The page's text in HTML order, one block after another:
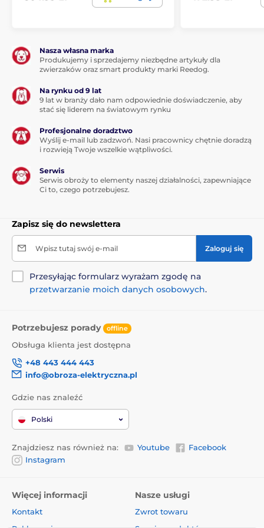
Nasza własna marka
Produkujemy i sprzedajemy niezbędne artykuły dla
zwierzaków oraz smart produkty marki Reedog.
Na rynku od 9 lat
9 lat w branży dało nam odpowiednie doświadczenie, aby
stać się liderem na światowym rynku
Profesjonalne doradztwo
Wyślij e-mail lub zadzwoń. Nasi pracownicy chętnie doradzą
i rozwieją Twoje wszelkie wątpliwości.
Serwis
Serwis obroży to elementy naszej działalności, zapewniające
Ci to, czego potrzebujesz.
Zapisz się do newslettera
Wpisz tutaj swój e-mail Zaloguj się
Przesyłając formularz wyrażam zgodę na
przetwarzanie moich danych osobowych.
Potrzebujesz porady offline
Obsługa klienta jest dostępna
+48 443 444 443
info@obroza-elektryczna.pl
Gdzie nas znaleźć
Polski
Znajdziesz nas również na: Youtube
Facebook
Instagram
Więcej informacji
Kontakt
Nasze usługi
Zwrot towaru